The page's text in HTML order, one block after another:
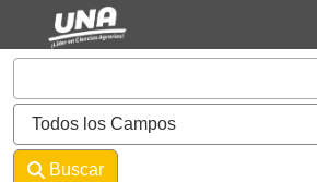
Saltar al contenido
VuFind
Buscar